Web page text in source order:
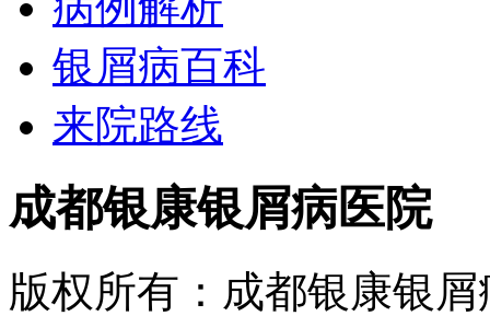
银屑病百科
来院路线
成都银康银屑病医院
版权所有：成都银康银